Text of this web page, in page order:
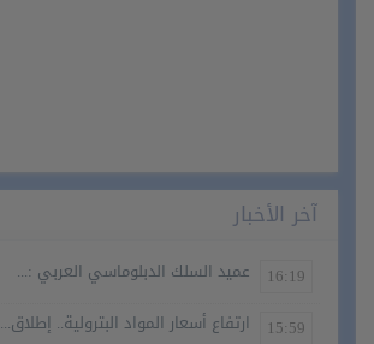
آخر الأخبار
16:19
عميد السلك الدبلوماسي العربي :...
15:59
ارتفاع أسعار المواد البترولية.. إطلاق...